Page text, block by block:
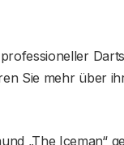
Sie mehr über
„The Iceman“